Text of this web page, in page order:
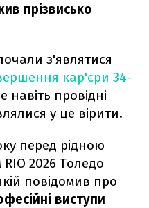
прізвисько
з'являтися
кар'єри 34-
навіть провідні
у це вірити.
перед рідною
RIO 2026 Толедо
повідомив про
виступи